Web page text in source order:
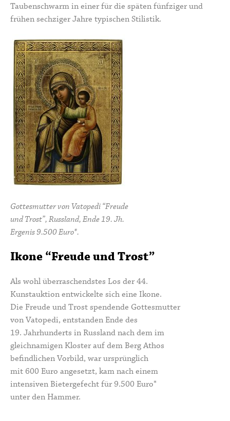
Taubenschwarm in einer für die späten fünfziger und
frühen sechziger Jahre typischen Stilistik.
Gottesmutter von Vatopedi “Freude
und Trost”, Russland, Ende 19. Jh.
Ergenis 9.500 Euro*.
Ikone “Freude und Trost”
Als wohl überraschendstes Los der 44.
Kunstauktion entwickelte sich eine Ikone.
Die Freude und Trost spendende Gottesmutter
von Vatopedi, entstanden Ende des
19. Jahrhunderts in Russland nach dem im
gleichnamigen Kloster auf dem Berg Athos
befindlichen Vorbild, war ursprünglich
mit 600 Euro angesetzt, kam nach einem
intensiven Bietergefecht für 9.500 Euro*
unter den Hammer.